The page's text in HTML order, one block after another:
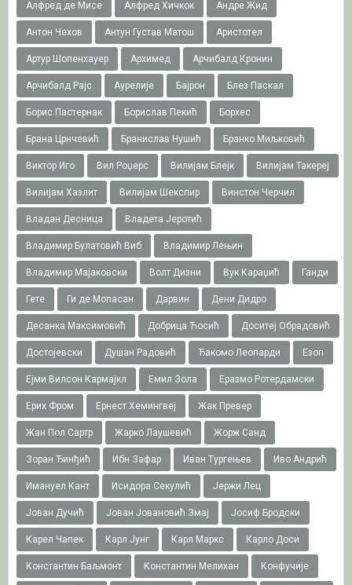
Алфред де Мисе Алфред Хичкок Андре Жид
Антон Чехов Антун Густав Матош Аристотел
Артур Шопенхауер Архимед Арчибалд Кронин
Арчибалд Рајс Аурелије Бајрон Блез Паскал
Борис Пастернак Борислав Пекић Борхес
Брана Црнчевић Бранислав Нушић Бранко Миљковић
Виктор Иго Вил Роџерс Вилијам Блејк Вилијам Такереj
Вилијам Хазлит Вилијам Шекспир Винстон Черчил
Владан Десница Владета Јеротић
Владимир Булатовић Виб Владимир Лењин
Владимир Мајаковски Волт Дизни Вук Караџић Ганди
Гете Ги де Мопасан Дарвин Дени Дидро
Десанка Максимовић Добрица Ћосић Доситеј Обрадовић
Достојевски Душан Радовић Ђакомо Леопарди Езоп
Ејми Вилсон Кармајкл Емил Зола Еразмо Ротердамски
Ерих Фром Ернест Хемингвеј Жак Превер
Жан Пол Сартр Жарко Лаушевић Жорж Санд
Зоран Ђинђић Ибн Зафар Иван Тургењев Иво Андрић
Имануел Кант Исидора Секулић Јержи Лец
Јован Дучић Јован Јовановић Змај Јосиф Бродски
Карел Чапек Карл Јунг Карл Маркс Карло Доси
Константин Баљмонт Константин Мелихан Конфучије